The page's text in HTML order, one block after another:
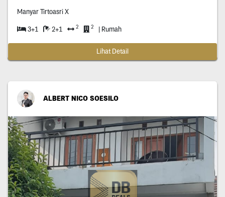
Manyar Tirtoasri X
3+1 2+1 2 2 | Rumah
Lihat Detail
ALBERT NICO SOESILO